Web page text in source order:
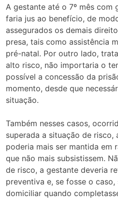
A gestante até o 7º mês com
faria jus ao benefício, de
assegurados os demais
presa, tais como assistência
pré-natal. Por outro lado,
alto risco, não importaria o
possível a concessão da
momento, desde que
situação.
Também nesses casos,
superada a situação de risco,
poderia mais ser mantida em
que não mais subsistissem.
de risco, a gestante deveria
preventiva e, se fosse o
domiciliar quando